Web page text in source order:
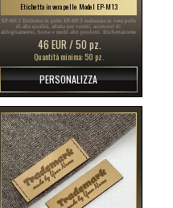
Etichetta in vera pelle Model EP-M13
EP-M13 Etichetta in pelle EP-M13 realizzata in vera pelle
di alta qualità, adatta per vestiti, accessori di
abbigliamento, borse e molti altri prodotti. Etichettanome
etichette in vera pelle Italia , etichette in pelle Italia ...
46 EUR / 50 pz.
Quantità minima: 50 pz.
PERSONALIZZA